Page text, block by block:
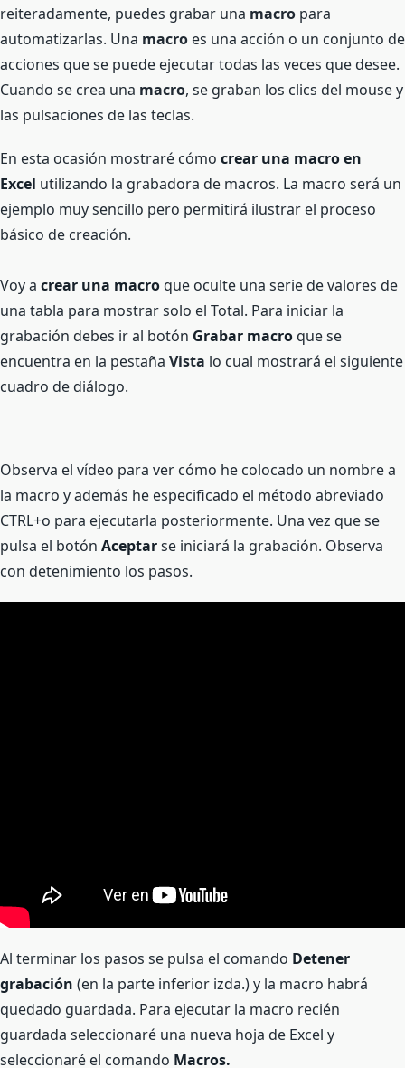
reiteradamente, puedes grabar una macro para
automatizarlas. Una macro es una acción o un conjunto de
acciones que se puede ejecutar todas las veces que desee.
Cuando se crea una macro, se graban los clics del mouse y
las pulsaciones de las teclas.
En esta ocasión mostraré cómo crear una macro en
Excel utilizando la grabadora de macros. La macro será un
ejemplo muy sencillo pero permitirá ilustrar el proceso
básico de creación.
Voy a crear una macroque oculte una serie de valores de
una tabla para mostrar solo el Total. Para iniciar la
grabación debes ir al botón Grabar macroque se
encuentra en la pestaña Vista lo cual mostrará el siguiente
cuadro de diálogo.
Observa el vídeo para ver cómo he colocado un nombre a
la macro y además he especificado el método abreviado
CTRL+o para ejecutarla posteriormente. Una vez que se
pulsa el botón Aceptarse iniciará la grabación. Observa
con detenimiento los pasos.
Al terminar los pasos se pulsa el comando Detener
grabación (en la parte inferior izda.) y la macro habrá
quedado guardada. Para ejecutar la macro recién
guardada seleccionaré una nueva hoja de Excel y
seleccionaré el comando Macros.